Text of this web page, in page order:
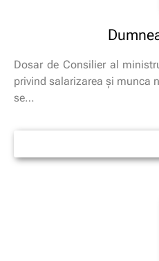
Dosar de Consilier al
privind salarizarea şi munca
se…